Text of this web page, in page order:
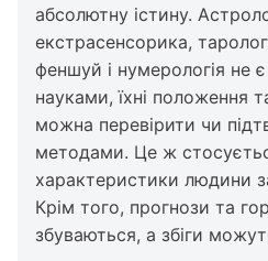
абсолютну істину.
екстрасенсорика,
феншуй і нумерологія не
науками, їхні положення
можна перевірити чи
методами. Це ж
характеристики людини
Крім того, прогнози та
збуваються, а збіги